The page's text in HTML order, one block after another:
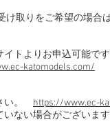
取りをご希望の場合
トよりお申込可能で
katomodels.com/
い。 https://www.ec-
ない場合がございま